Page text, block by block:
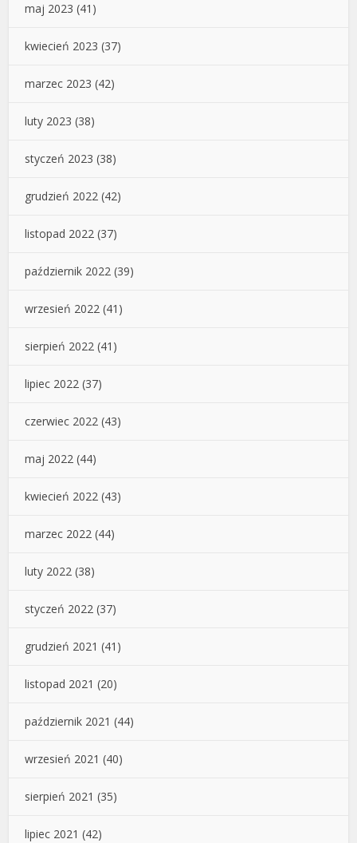
maj 2023 (41)
kwiecień 2023 (37)
marzec 2023 (42)
luty 2023 (38)
styczeń 2023 (38)
grudzień 2022 (42)
listopad 2022 (37)
październik 2022 (39)
wrzesień 2022 (41)
sierpień 2022 (41)
lipiec 2022 (37)
czerwiec 2022 (43)
maj 2022 (44)
kwiecień 2022 (43)
marzec 2022 (44)
luty 2022 (38)
styczeń 2022 (37)
grudzień 2021 (41)
listopad 2021 (20)
październik 2021 (44)
wrzesień 2021 (40)
sierpień 2021 (35)
lipiec 2021 (42)